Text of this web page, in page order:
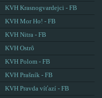
KVH Krasnogvardejci - FB
KVH Mor Ho! - FB
KVH Nitra - FB
KVH Ostrô
KVH Polom - FB
KVH Prašník - FB
KVH Pravda víťazí - FB